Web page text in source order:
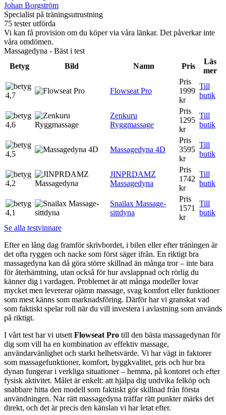
Johan Borgström
Specialist på träningsutrustning
75 tester utförda
Vi kan få provision om du köper via våra länkar. Det påverkar inte
våra omdömen.
Massagedyna - Bäst i test
Betyg
Bild Namn Pris
Läs
mer
4,7
Flowseat Pro
Pris
1999
kr
Till
butik
4,6
Zenkuru
Ryggmassage
Pris
1295
kr
Till
butik
4,5
Massagedyna 4D
Pris
3595
kr
Till
butik
4,2
JINPRDAMZ
Massagedyna
Pris
1742
kr
Till
butik
4,1
Snailax Massage-
sittdyna
Pris
1571
kr
Till
butik
Se alla testvinnare
Efter en lång dag framför skrivbordet, i bilen eller efter träningen är
det ofta ryggen och nacke som först säger ifrån. En riktigt bra
massagedyna kan då göra större skillnad än många tror – inte bara
för återhämtning, utan också för hur avslappnad och rörlig du
känner dig i vardagen. Problemet är att många modeller lovar
mycket men levererar ojämn massage, svag komfort eller funktioner
som mest känns som marknadsföring. Därför har vi granskat vad
som faktiskt spelar roll när du vill investera i avlastning som används
på riktigt.
I vårt test har vi utsett Flowseat Pro till den bästa massagedynan för
dig som vill ha en kombination av effektiv massage,
användarvänlighet och starkt helhetsvärde. Vi har vägt in faktorer
som massagefunktioner, komfort, byggkvalitet, pris och hur bra
dynan fungerar i verkliga situationer – hemma, på kontoret och efter
fysisk aktivitet. Målet är enkelt: att hjälpa dig undvika felköp och
snabbare hitta den modell som faktiskt gör skillnad från första
användningen. När rätt massagedyna träffar rätt punkter märks det
direkt, och det är precis den känslan vi har letat efter.